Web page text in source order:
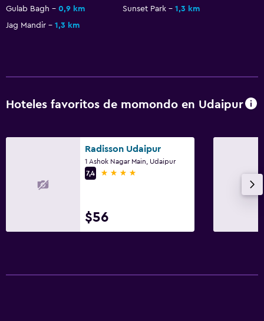
Cepillo de dientes
Tetera eléctrica
Menús para dietas especiales (bajo petición)
Restaurante
Lavandería
Gulab Bagh
0,9 km Sunset Park
1,3 km
Jag Mandir
1,3 km
Hoteles favoritos de momondo en Udaipur
Radisson Udaipur
1 Ashok Nagar Main, Udaipur
7,4
4 estrellas
$56